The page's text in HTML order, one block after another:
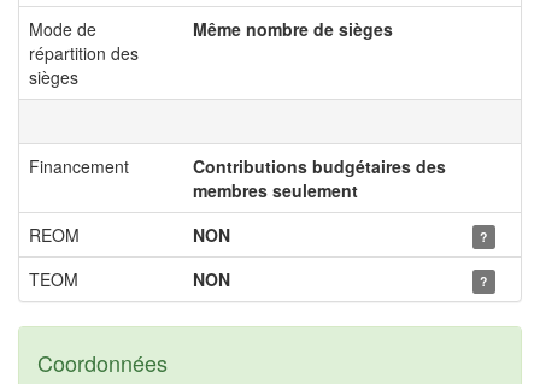
Mode de
répartition des
sièges
Même nombre de sièges
Financement
Contributions budgétaires des
membres seulement
REOM
NON ?
TEOM NON ?
Coordonnées